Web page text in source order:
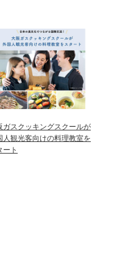
ガスクッキングスクールが
人観光客向けの料理教室を
ート